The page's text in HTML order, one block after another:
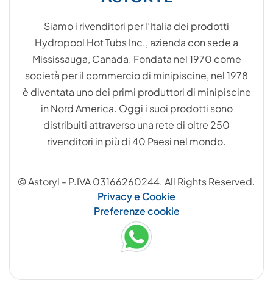
Siamo i rivenditori per l’Italia dei prodotti
Hydropool Hot Tubs Inc., azienda con sede a
Mississauga, Canada. Fondata nel 1970 come
società per il commercio di minipiscine, nel 1978
è diventata uno dei primi produttori di minipiscine
in Nord America. Oggi i suoi prodotti sono
distribuiti attraverso una rete di oltre 250
rivenditori in più di 40 Paesi nel mondo.
© Astoryl - P.IVA 03166260244. All Rights Reserved.
Privacy e Cookie
Preferenze cookie